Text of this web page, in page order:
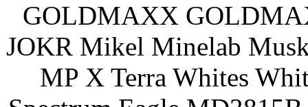
GOLDMAXX
JOKR Mikel Minelab
MP X Terra Whites